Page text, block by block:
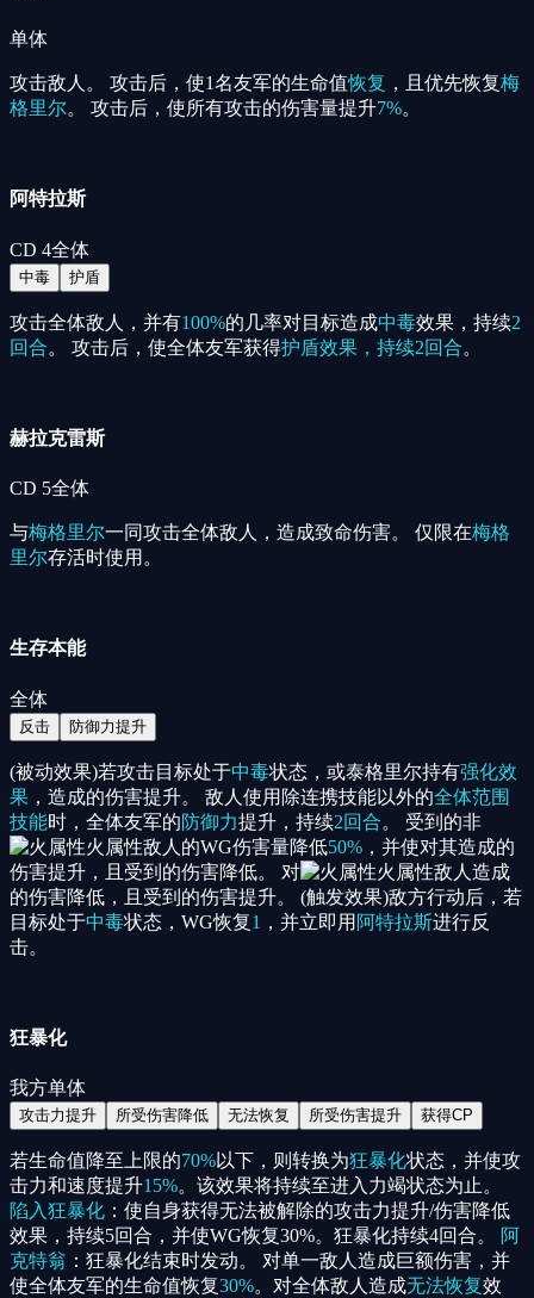
单体
攻击敌人。 攻击后，使1名友军的生命值恢复 ，且优先恢复梅
格里尔。 攻击后，使所有攻击的伤害量提升7%。
阿特拉斯
CD 4全体
中毒 护盾
攻击全体敌人，并有100%的几率对目标造成中毒效果，持续2
回合。 攻击后，使全体友军获得护盾效果，持续2回合。
赫拉克雷斯
CD 5全体
与梅格里尔一同攻击全体敌人，造成致命伤害。 仅限在梅格
里尔存活时使用。
生存本能
全体
反击 防御力提升
(被动效果)若攻击目标处于中毒状态，或泰格里尔持有强化效
果 ，造成的伤害提升。 敌人使用除连携技能以外的全体范围
技能时，全体友军的防御力提升，持续2回合。 受到的非
火属性敌人的WG伤害量降低50% ，并使对其造成的
伤害提升，且受到的伤害降低。 对
火属性敌人造成
的伤害降低，且受到的伤害提升。 (触发效果)敌方行动后，若
目标处于中毒状态，WG恢复1 ，并立即用 阿特拉斯进行反
击。
狂暴化
我方单体
攻击力提升 所受伤害降低 无法恢复 所受伤害提升 获得CP
若生命值降至上限的70%以下，则转换为狂暴化状态，并使攻
击力和速度提升15%。该效果将持续至进入力竭状态为止。
陷入狂暴化 ：使自身获得无法被解除的攻击力提升/伤害降低
效果，持续5回合，并使WG恢复30%。狂暴化持续4回合。
阿
克特翁 ：狂暴化结束时发动。 对单一敌人造成巨额伤害，并
使全体友军的生命值恢复30%。对全体敌人造成无法恢复效